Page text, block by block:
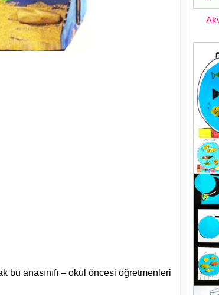
bu anasınıfı – okul öncesi öğretmenleri